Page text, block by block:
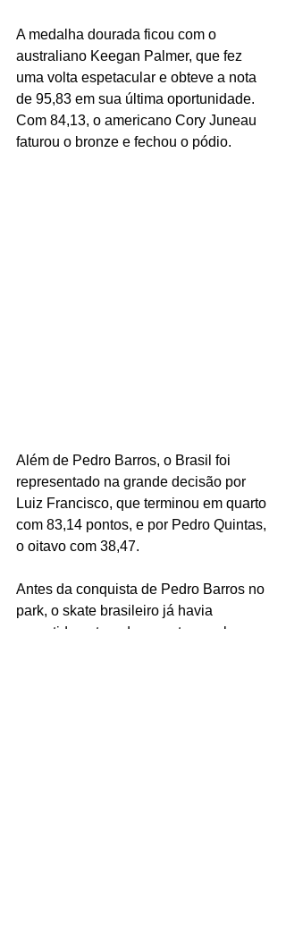
A medalha dourada ficou com o
australiano Keegan Palmer, que fez
uma volta espetacular e obteve a nota
de 95,83 em sua última oportunidade.
Com 84,13, o americano Cory Juneau
faturou o bronze e fechou o pódio.
Além de Pedro Barros, o Brasil foi
representado na grande decisão por
Luiz Francisco, que terminou em quarto
com 83,14 pontos, e por Pedro Quintas,
o oitavo com 38,47.
Antes da conquista de Pedro Barros no
park, o skate brasileiro já havia
garantido outras duas pratas, ambas no